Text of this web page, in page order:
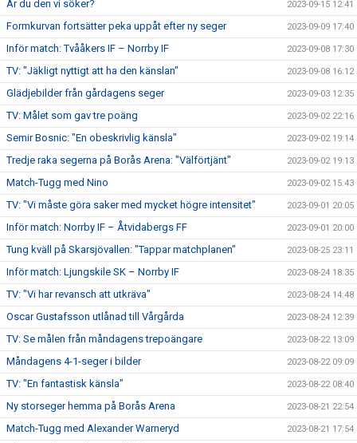
Är du den vi söker? 2023-09-15 12:41
Formkurvan fortsätter peka uppåt efter ny seger 2023-09-09 17:40
Inför match: Tvååkers IF – Norrby IF 2023-09-08 17:30
TV: "Jäkligt nyttigt att ha den känslan" 2023-09-08 16:12
Glädjebilder från gårdagens seger 2023-09-03 12:35
TV: Målet som gav tre poäng 2023-09-02 22:16
Semir Bosnic: "En obeskrivlig känsla" 2023-09-02 19:14
Tredje raka segerna på Borås Arena: "Välförtjänt" 2023-09-02 19:13
Match-Tugg med Nino 2023-09-02 15:43
TV: "Vi måste göra saker med mycket högre intensitet" 2023-09-01 20:05
Inför match: Norrby IF – Åtvidabergs FF 2023-09-01 20:00
Tung kväll på Skarsjövallen: "Tappar matchplanen" 2023-08-25 23:11
Inför match: Ljungskile SK – Norrby IF 2023-08-24 18:35
TV: "Vi har revansch att utkräva" 2023-08-24 14:48
Oscar Gustafsson utlånad till Vårgårda 2023-08-24 12:39
TV: Se målen från måndagens trepoängare 2023-08-22 13:09
Måndagens 4-1-seger i bilder 2023-08-22 09:09
TV: "En fantastisk känsla" 2023-08-22 08:40
Ny storseger hemma på Borås Arena 2023-08-21 22:54
Match-Tugg med Alexander Warneryd 2023-08-21 17:54